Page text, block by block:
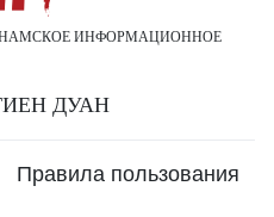
ИНФОРМАЦИОННОЕ
ДУАН
Правила пользования